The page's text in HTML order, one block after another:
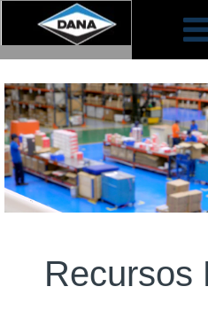
Humanos
Recursos